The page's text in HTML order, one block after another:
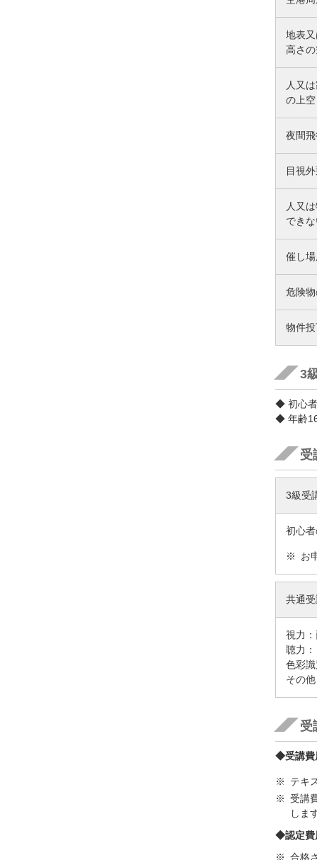
地表
高さ
人又
の上空
夜間
目視
人又
でき
催し
危険
物件
3
◆ 初心者
◆ 年齢
受
3級受
初心
お
共通
視力
聴力
色彩
その
受
◆受講費
テキ
受講
しま
◆認定費
合格